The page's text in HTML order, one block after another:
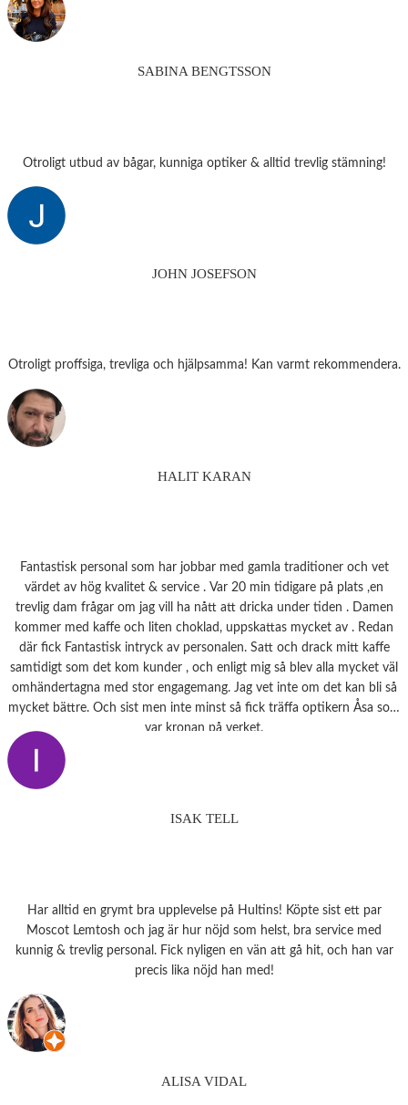
SABINA BENGTSSON
Otroligt utbud av bågar, kunniga optiker & alltid trevlig stämning!
JOHN JOSEFSON
Otroligt proffsiga, trevliga och hjälpsamma! Kan varmt rekommendera.
HALIT KARAN
Fantastisk personal som har jobbar med gamla traditioner och vet
värdet av hög kvalitet & service . Var 20 min tidigare på plats ,en
trevlig dam frågar om jag vill ha nått att dricka under tiden . Damen
kommer med kaffe och liten choklad, uppskattas mycket av . Redan
där fick Fantastisk intryck av personalen. Satt och drack mitt kaffe
samtidigt som det kom kunder , och enligt mig så blev alla mycket väl
omhändertagna med stor engagemang. Jag vet inte om det kan bli så
mycket bättre. Och sist men inte minst så fick träffa optikern Åsa som
var kronan på verket.
ISAK TELL
Har alltid en grymt bra upplevelse på Hultins! Köpte sist ett par
Moscot Lemtosh och jag är hur nöjd som helst, bra service med
kunnig & trevlig personal. Fick nyligen en vän att gå hit, och han var
precis lika nöjd han med!
ALISA VIDAL